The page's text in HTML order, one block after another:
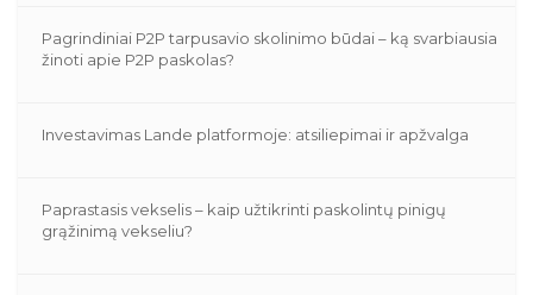
Pagrindiniai P2P tarpusavio skolinimo būdai – ką svarbiausia
žinoti apie P2P paskolas?
Investavimas Lande platformoje: atsiliepimai ir apžvalga
Paprastasis vekselis – kaip užtikrinti paskolintų pinigų
grąžinimą vekseliu?